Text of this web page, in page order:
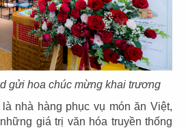
gửi hoa chúc mừng khai trương
nhà hàng phục vụ món ăn Việt,
giá trị văn hóa truyền thống
88
SUSHI WAY
CN Phạm Ngọc Thạch - Q.3